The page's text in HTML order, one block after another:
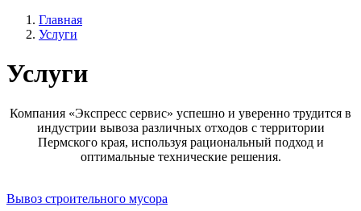
Главная
Услуги
Услуги
Компания «Экспресс сервис» успешно и уверенно трудится в
индустрии вывоза различных отходов с территории
Пермского края, используя рациональный подход и
оптимальные технические решения.
Вывоз строительного мусора